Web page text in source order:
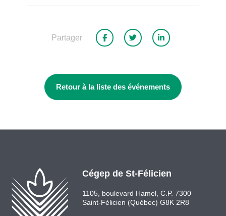
Partager
Retour à la liste des événements
Cégep de St-Félicien
1105, boulevard Hamel, C.P. 7300
Saint-Félicien (Québec) G8K 2R8